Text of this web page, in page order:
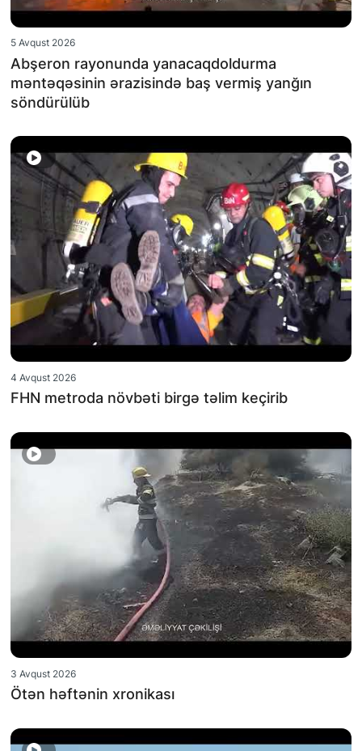
5 Avqust 2026
Abşeron rayonunda yanacaqdoldurma
məntəqəsinin ərazisində baş vermiş yanğın
söndürülüb
4 Avqust 2026
FHN metroda növbəti birgə təlim keçirib
3 Avqust 2026
Ötən həftənin xronikası